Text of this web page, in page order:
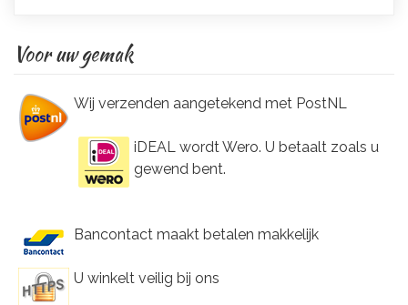
Voor uw gemak
Wij verzenden aangetekend met PostNL
iDEAL wordt Wero. U betaalt zoals u
gewend bent.
Bancontact maakt betalen makkelijk
U winkelt veilig bij ons